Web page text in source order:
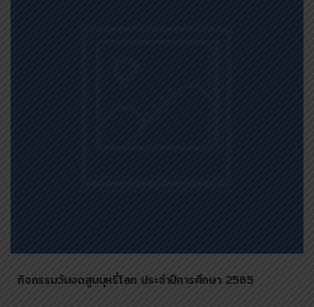
กิจกรรมวันงดสูบบุหรี่โลก ประจำปีการศึกษา 2565